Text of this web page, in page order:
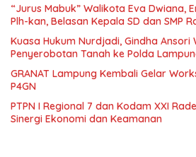
“Jurus Mabuk” Walikota Eva Dwiana,
Plh-kan, Belasan Kepala SD dan SMP
Kuasa Hukum Nurdjadi, Gindha
Penyerobotan Tanah ke Polda
GRANAT Lampung Kembali Gelar
P4GN
PTPN I Regional 7 dan Kodam XXI
Sinergi Ekonomi dan Keamanan